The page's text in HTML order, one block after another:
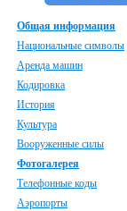
Общая информация
Национальные символы
Аренда машин
Кодировка
История
Культура
Вооруженные силы
Фотогалерея
Телефонные коды
Аэропорты